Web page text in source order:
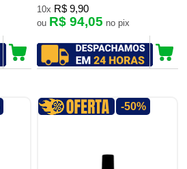
10x R$ 9,90
ou R$ 94,05 no pix
-50%